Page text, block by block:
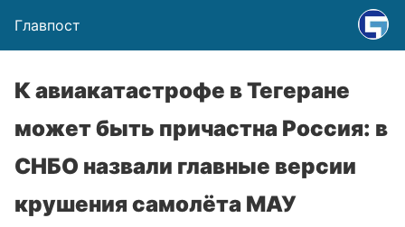
Главпост
К авиакатастрофе в Тегеране
может быть причастна Россия: в
СНБО назвали главные версии
крушения самолёта МАУ